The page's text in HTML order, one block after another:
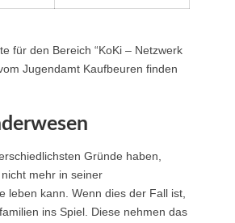
für den Bereich “KoKi – Netzwerk
Jugendamt Kaufbeuren finden
Gründe haben,
mehr in seiner
leben kann. Wenn dies der Fall ist,
ins Spiel. Diese nehmen das